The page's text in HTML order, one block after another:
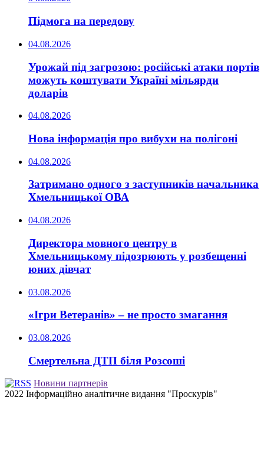
Підмога на передову
04.08.2026
Урожай під загрозою: російські атаки портів
можуть коштувати Україні мільярди
доларів
04.08.2026
Нова інформація про вибухи на полігоні
04.08.2026
Затримано одного з заступників начальника
Хмельницької ОВА
04.08.2026
Директора мовного центру в
Хмельницькому підозрюють у розбещенні
юних дівчат
03.08.2026
«Ігри Ветеранів» – не просто змагання
03.08.2026
Смертельна ДТП біля Розсоші
Новини партнерів
2022 Інформаційно аналітичне видання "Проскурів"